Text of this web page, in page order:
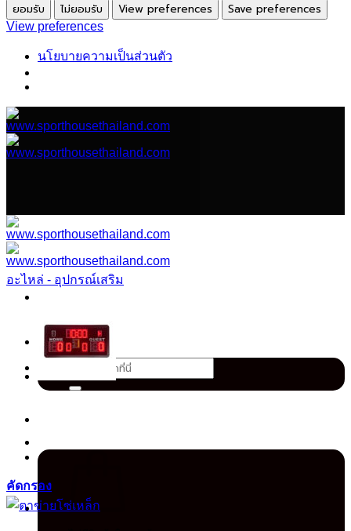
ยอมรับ ไม่ยอมรับ View preferences Save preferences
View preferences
นโยบายความเป็นส่วนตัว
ข้าม
ไป
ยัง
อะไหล่ - อุปกรณ์เสริม
คัดกรอง